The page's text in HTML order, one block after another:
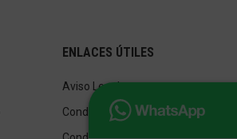
ENLACES ÚTILES
Aviso Legal
Condiciones de Venta